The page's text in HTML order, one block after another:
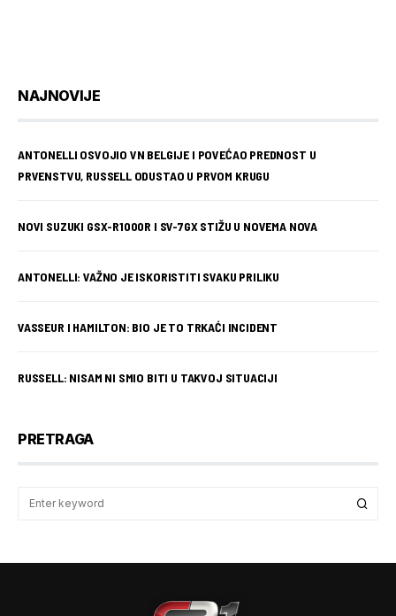
NAJNOVIJE
ANTONELLI OSVOJIO VN BELGIJE I POVEĆAO PREDNOST U
PRVENSTVU, RUSSELL ODUSTAO U PRVOM KRUGU
NOVI SUZUKI GSX-R1000R I SV-7GX STIŽU U NOVEMA NOVA
ANTONELLI: VAŽNO JE ISKORISTITI SVAKU PRILIKU
VASSEUR I HAMILTON: BIO JE TO TRKAĆI INCIDENT
RUSSELL: NISAM NI SMIO BITI U TAKVOJ SITUACIJI
PRETRAGA